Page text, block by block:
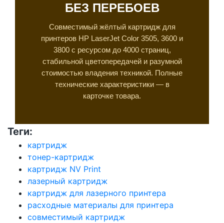
БЕЗ ПЕРЕБОЕВ
Совместимый жёлтый картридж для
принтеров HP LaserJet Color 3505, 3600 и
3800 с ресурсом до 4000 страниц,
стабильной цветопередачей и разумной
стоимостью владения техникой. Полные
технические характеристики — в
карточке товара.
Теги:
картридж
тонер-картридж
картридж NV Print
лазерный картридж
картридж для лазерного принтера
расходные материалы для принтера
совместимый картридж